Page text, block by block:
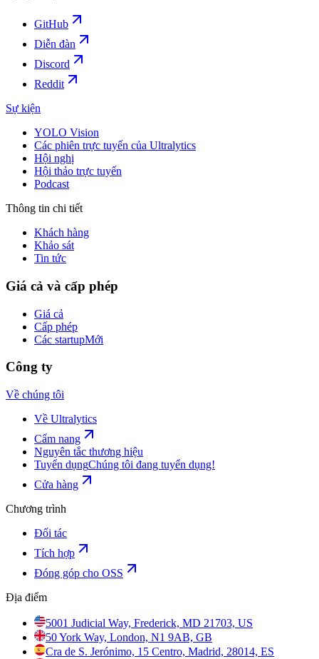
GitHub
Diễn đàn
Discord
Reddit
Sự kiện
YOLO Vision
Các phiên trực tuyến của Ultralytics
Hội nghị
Hội thảo trực tuyến
Podcast
Thông tin chi tiết
Khách hàng
Khảo sát
Tin tức
Giá cả và cấp phép
Giá cả
Cấp phép
Các startupMới
Công ty
Về chúng tôi
Về Ultralytics
Cẩm nang
Nguyên tắc thương hiệu
Tuyển dụngChúng tôi đang tuyển dụng!
Cửa hàng
Chương trình
Đối tác
Tích hợp
Đóng góp cho OSS
Địa điểm
5001 Judicial Way, Frederick, MD 21703, US
50 York Way, London, N1 9AB, GB
Cra de S. Jerónimo, 15 Centro, Madrid, 28014, ES